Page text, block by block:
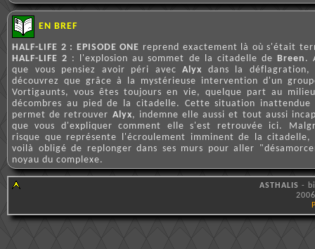
EN BREF
HALF-LIFE 2 : EPISODE ONE reprend exactement là où s'était
HALF-LIFE 2 : l'explosion au sommet de la citadelle de Breen .
que vous pensiez avoir péri avec Alyx dans la déflagration,
découvrez que grâce à la mystérieuse intervention d'un
Vortigaunts, vous êtes toujours en vie, quelque part au
décombres au pied de la citadelle. Cette situation inattendue
permet de retrouver Alyx, indemne elle aussi et tout aussi
que vous d'expliquer comment elle s'est retrouvée ici.
risque que représente l'écroulement imminent de la citadelle,
voilà obligé de replonger dans ses murs pour aller
noyau du complexe.
ASTHALIS -